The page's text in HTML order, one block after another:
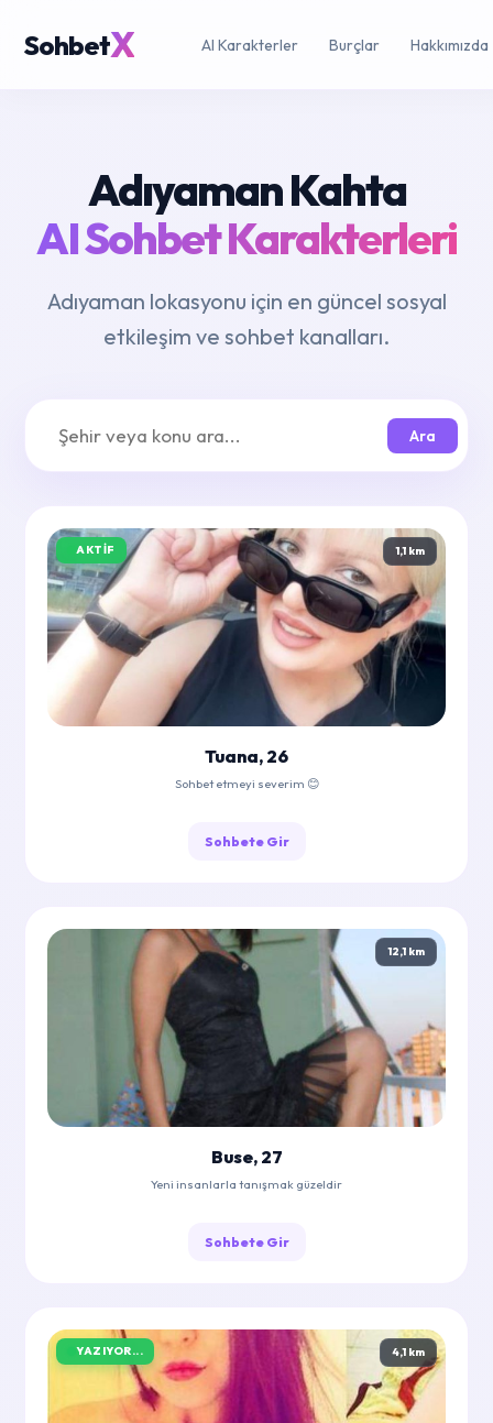
SohbetX AI Karakterler Burçlar Hakkımızda
Adıyaman Kahta
AI Sohbet Karakterleri
Adıyaman lokasyonu için en güncel sosyal
etkileşim ve sohbet kanalları.
Ara
AKTIF 1,1 km
Tuana, 26
Sohbet etmeyi severim 😊
Sohbete Gir
12,1 km
Buse, 27
Yeni insanlarla tanışmak güzeldir
Sohbete Gir
YAZIYOR... 4,1 km